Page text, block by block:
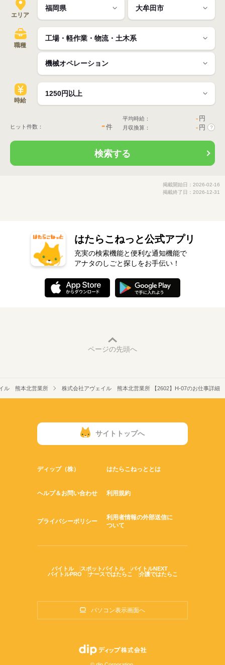
エリア
職種
時給
ヒット件数： -件
平均時給： - 円
月収換算： - 円 ?
検索する
掲載開始日：2026-02-16
掲載終了日：2026-12-31
はたらこねっと公式アプリ
充実の検索機能と便利な通知機能で
アナタのしごと探しをお手伝い！
ページの先頭へ
ル 熊本北営業所 株式会社アヴェイル 熊本北営業所 【2602】H-07のお仕事詳細
サイトトップへ
ディップ（株） はたらこねっととは
ヘルプ＆お問い合わせ 利用規約
プライバシーポリシー
利用者情報の外部送信に
ついて
バイトル スポットバイトル
バイトルNEXT
バイトルPRO
ナースではたらこ 介護ではたらこ
パソコン表示画面へ